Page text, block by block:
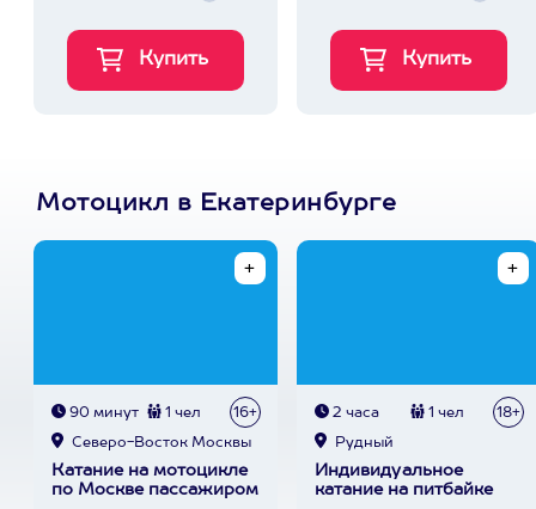
Мотоцикл в Екатеринбурге
90 минут 1 чел 16+
Северо-Восток Москвы
Катание на мотоцикле
по Москве пассажиром
2 часа 1 чел 18+
Рудный
Индивидуальное
катание на питбайке